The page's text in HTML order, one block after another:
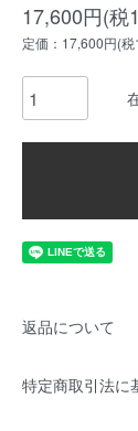
17,600円(税
定価：17,600円(
返品について
特定商取引法に